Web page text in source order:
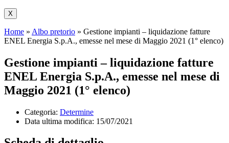
X
Home » Albo pretorio » Gestione impianti – liquidazione fatture
ENEL Energia S.p.A., emesse nel mese di Maggio 2021 (1° elenco)
Gestione impianti – liquidazione fatture
ENEL Energia S.p.A., emesse nel mese di
Maggio 2021 (1° elenco)
Categoria: Determine
Data ultima modifica: 15/07/2021